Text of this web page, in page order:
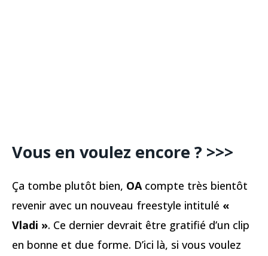
Vous en voulez encore ? >>>
Ça tombe plutôt bien, OAcompte très bientôt
revenir avec un nouveau freestyle intitulé «
Vladi ». Ce dernier devrait être gratifié d’un clip
en bonne et due forme. D’ici là, si vous voulez